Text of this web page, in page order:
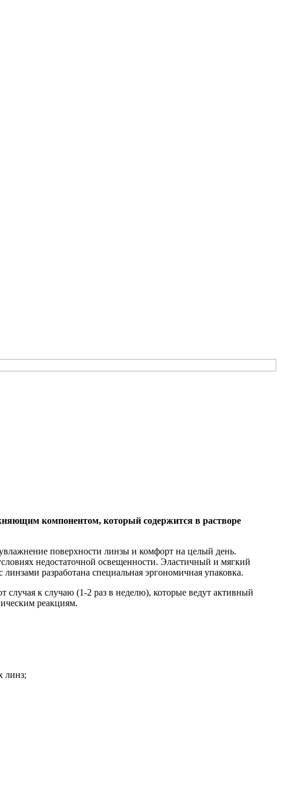
компонентом, который содержится в растворе
поверхности линзы и комфорт на целый день.
недостаточной освещенности. Эластичный и мягкий
разработана специальная эргономичная упаковка.
к случаю (1-2 раз в неделю), которые ведут активный
реакциям.
линз;